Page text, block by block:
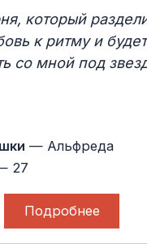
который
к ритму и будет
со мной под
— Альфреда
27
Подробнее